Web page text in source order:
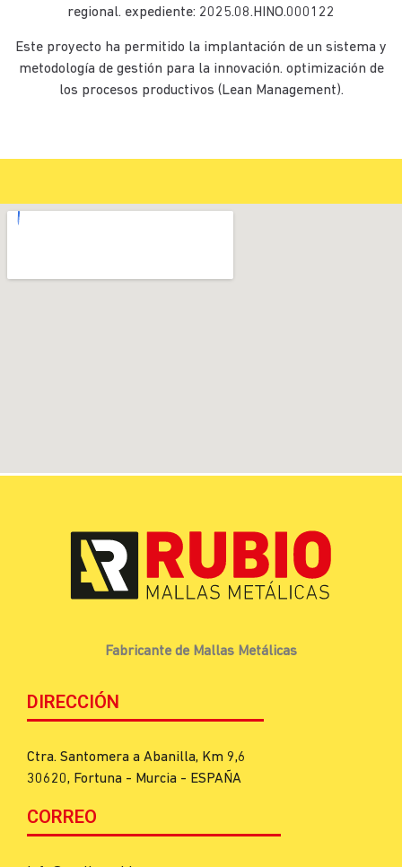
regional. expediente: 2025.08.HINO.000122
Este proyecto ha permitido la implantación de un sistema y
metodología de gestión para la innovación. optimización de
los procesos productivos (Lean Management).
Fabricante de Mallas Metálicas
DIRECCIÓN
Ctra. Santomera a Abanilla, Km 9,6
30620, Fortuna - Murcia - ESPAÑA
CORREO